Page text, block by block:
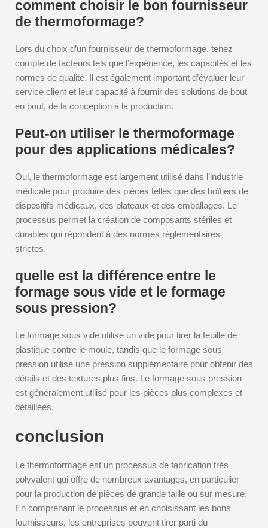
comment choisir le bon fournisseur
de thermoformage?
Lors du choix d’un fournisseur de thermoformage, tenez
compte de facteurs tels que l’expérience, les capacités et les
normes de qualité. Il est également important d’évaluer leur
service client et leur capacité à fournir des solutions de bout
en bout, de la conception à la production.
Peut-on utiliser le thermoformage
pour des applications médicales?
Oui, le thermoformage est largement utilisé dans l’industrie
médicale pour produire des pièces telles que des boîtiers de
dispositifs médicaux, des plateaux et des emballages. Le
processus permet la création de composants stériles et
durables qui répondent à des normes réglementaires
strictes.
quelle est la différence entre le
formage sous vide et le formage
sous pression?
Le formage sous vide utilise un vide pour tirer la feuille de
plastique contre le moule, tandis que le formage sous
pression utilise une pression supplémentaire pour obtenir des
détails et des textures plus fins. Le formage sous pression
est généralement utilisé pour les pièces plus complexes et
détaillées.
conclusion
Le thermoformage est un processus de fabrication très
polyvalent qui offre de nombreux avantages, en particulier
pour la production de pièces de grande taille ou sur mesure.
En comprenant le processus et en choisissant les bons
fournisseurs, les entreprises peuvent tirer parti du